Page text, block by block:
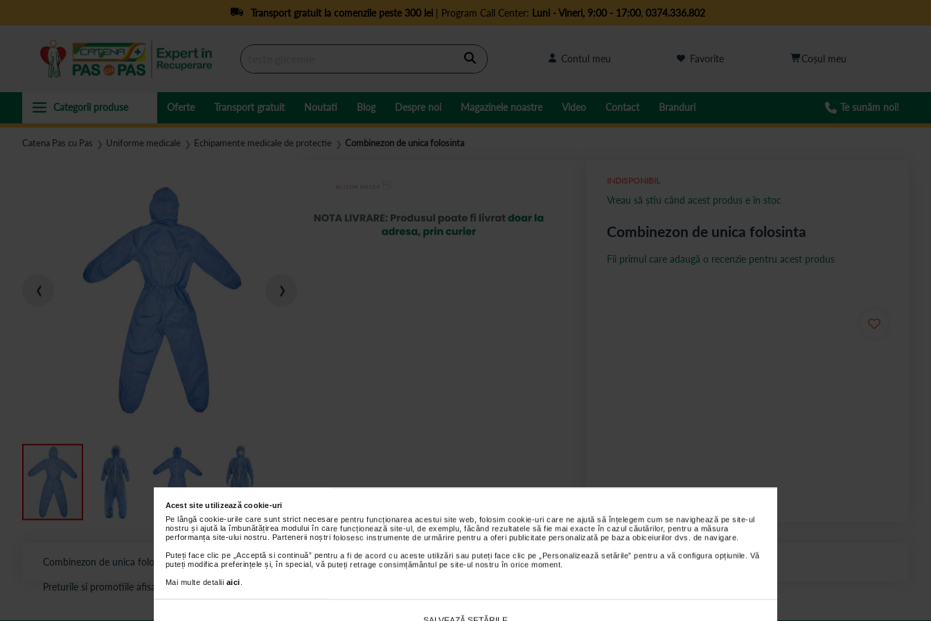
Acest site utilizează cookie-uri
Pe lângă cookie-urile care sunt strict necesare pentru funcționarea acestui site web, folosim cookie-uri care ne ajută să înțelegem cum se navighează pe site-ul
nostru și ajută la îmbunătățirea modului în care funcționează site-ul, de exemplu, făcând rezultatele să fie mai exacte în cazul căutărilor, pentru a măsura
performanța site-ului nostru. Partenerii noștri folosesc instrumente de urmărire pentru a oferi publicitate personalizată pe baza obiceiurilor dvs. de navigare.
Puteți face clic pe „Acceptă si continuă” pentru a fi de acord cu aceste utilizări sau puteți face clic pe „Personalizează setările” pentru a vă configura opțiunile. Vă
puteți modifica preferințele și, în special, vă puteți retrage consimțământul pe site-ul nostru în orice moment.
Mai multe detalii aici.
Transport gratuit la comenzile peste 300 lei| Program Call Center: Luni - Vineri, 9:00 - 17:00, 0374.336.802
Cautare Contul meu Favorite
Oferte Transport gratuit Noutati Blog Despre noi Magazinele noastre Video Contact Branduri Te sunăm noi!
Catena Pas cu Pas ❯ Uniforme medicale ❯ Echipamente medicale de protectie ❯ Combinezon de unica folosinta
Combinezon de unica folosinta, albastru, SMS grosime 35 gsm, disponibil in diverse marimi.
Combinezon de unica folosinta
INDISPONIBIL
Fii primul care adaugă o recenzie pentru acest produs
Vreau să știu când acest produs e în stoc
Preturile si promotiile afisate pe site in dreptul fiecarui produs sunt valabile pentru comenzile efectuate online.